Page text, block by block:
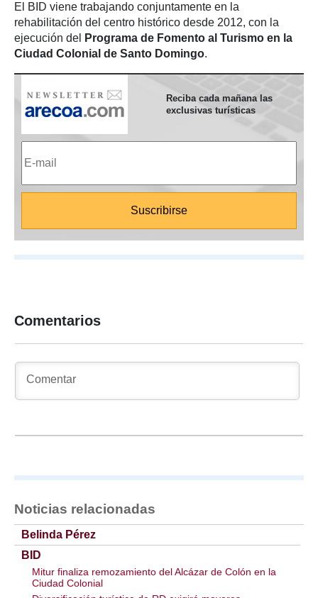
El BID viene trabajando conjuntamente en la
rehabilitación del centro histórico desde 2012, con la
ejecución del
Programa de Fomento al Turismo en la
Ciudad Colonial de Santo Domingo.
Reciba cada mañana las
exclusivas turísticas
Comentarios
Noticias relacionadas
Belinda Pérez
BID
Mitur finaliza remozamiento del Alcázar de Colón en la
Ciudad Colonial